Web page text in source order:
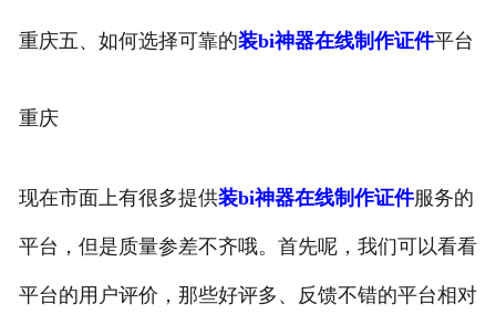
重庆五、如何选择可靠的装bi神器在线制作证件平台
重庆
现在市面上有很多提供装bi神器在线制作证件服务的
平台，但是质量参差不齐哦。首先呢，我们可以看看
平台的用户评价，那些好评多、反馈不错的平台相对